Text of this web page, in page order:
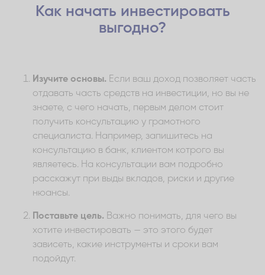
Как начать инвестировать
выгодно?
Изучите основы. Если ваш доход позволяет часть
отдавать часть средств на инвестиции, но вы не
знаете, с чего начать, первым делом стоит
получить консультацию у грамотного
специалиста. Например, запишитесь на
консультацию в банк, клиентом котрого вы
являетесь. На консультации вам подробно
расскажут при выды вкладов, риски и другие
нюансы.
Поставьте цель. Важно понимать, для чего вы
хотите инвестировать — это этого будет
зависеть, какие инструменты и сроки вам
подойдут.